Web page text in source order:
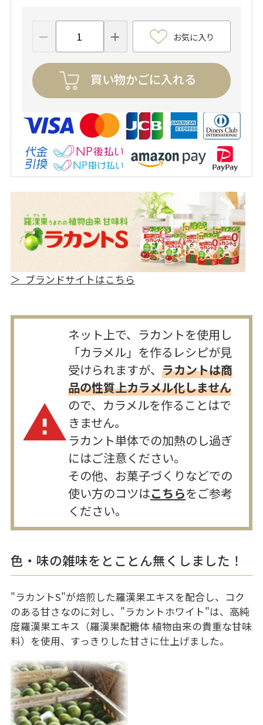
お気に入り
買い物かごに入れる
＞ ブランドサイトはこちら
warning
ネット上で、ラカントを使用し
「カラメル」を作るレシピが見
受けられますが、 ラカントは商
品の性質上カラメル化しません
ので、カラメルを作ることはで
きません。
ラカント単体での加熱のし過ぎ
にはご注意ください。
その他、お菓子づくりなどでの
使い方のコツはこちらをご参考
ください。
色・味の雑味をとことん無くしました！
"ラカントS"が焙煎した羅漢果エキスを配合し、コク
のある甘さなのに対し、"ラカントホワイト"は、高純
度羅漢果エキス（羅漢果配糖体 植物由来の貴重な甘味
料）を使用、すっきりした甘さに仕上げました。